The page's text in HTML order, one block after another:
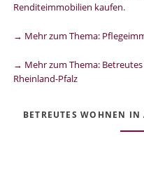
Renditeimmobilien kaufen.
→ Mehr zum Thema:
→ Mehr zum Thema:
Rheinland-Pfalz
BETREUTES WOHNEN